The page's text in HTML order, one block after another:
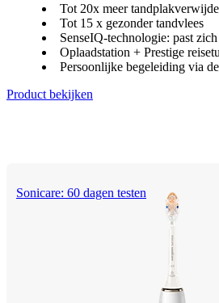
Tot 20x meer
Tot 15 x gezonder tandvlees
SenseIQ-technologie: past
Oplaadstation + Prestige
Persoonlijke begeleiding via
Product bekijken
Sonicare: 60 dagen testen